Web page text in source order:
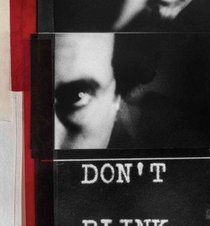
ADRES EMAIL
danych osobowych
usługi newsletter.
osobowych jest Centrum
w Poznaniu. Zapoznałem/am
przetwarzania danych
zawarte w